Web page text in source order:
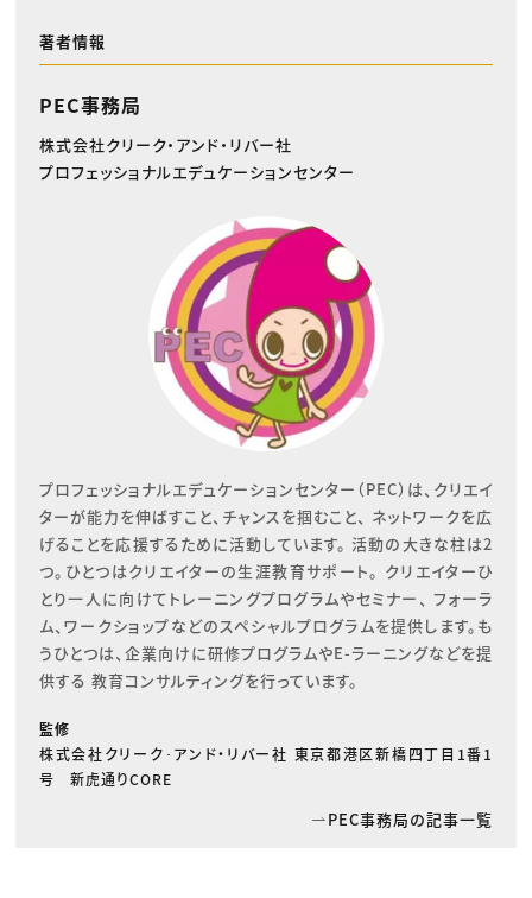
著者情報
PEC事務局
株式会社クリーク・アンド・リバー社
プロフェッショナルエデュケーションセンター
プロフェッショナルエデュケーションセンター（PEC）は、クリエイ
ターが能力を伸ばすこと、チャンスを掴むこと、 ネットワークを広
げることを応援するために活動しています。 活動の大きな柱は2
つ。ひとつはクリエイターの生涯教育サポート。 クリエイターひ
とり一人に向けてトレーニングプログラムやセミナー、 フォーラ
ム、ワークショップなどのスペシャルプログラムを提供します。も
うひとつは、企業向けに研修プログラムやE-ラーニングなどを提
供する 教育コンサルティングを行っています。
監修
株式会社クリーク･アンド・リバー社 東京都港区新橋四丁目1番1
号 新虎通りCORE
PEC事務局の記事一覧